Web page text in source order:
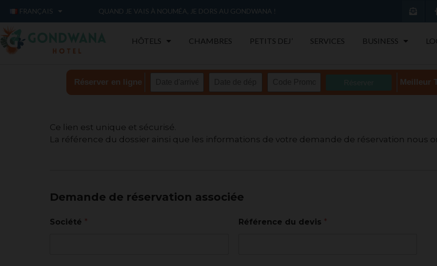
FRANÇAIS QUAND JE VAIS À NOUMÉA, JE DORS AU GONDWANA !
HÔTELS CHAMBRES PETITS DEJ’ SERVICES BUSINESS
Réserver en ligne Meilleur
Ce lien est unique et sécurisé.
La référence du dossier ainsi que les informations de votre demande de réservation nous
r
t
Demande de réservation associée
Société * Référence du devis *